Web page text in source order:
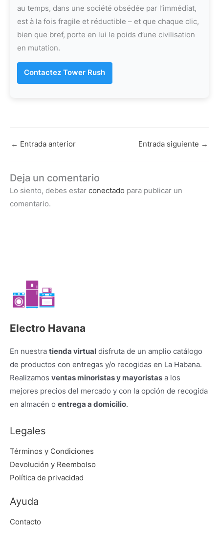
au temps, dans une société obsédée par l’immédiat,
est à la fois fragile et réductible – et que chaque clic,
bien que bref, porte en lui le poids d’une civilisation
en mutation.
Contactez Tower Rush
← Entrada anterior Entrada siguiente →
Deja un comentario
Lo siento, debes estar conectado para publicar un
comentario.
Electro Havana
En nuestra tienda virtual disfruta de un amplio catálogo
de productos con entregas y/o recogidas en La Habana.
Realizamos ventas minoristas y mayoristas a los
mejores precios del mercado y con la opción de recogida
en almacén o entrega a domicilio.
Legales
Términos y Condiciones
Devolución y Reembolso
Política de privacidad
Ayuda
Contacto